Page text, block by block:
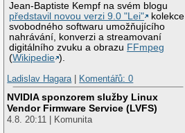
Jean-Baptiste Kempf na svém blogu
představil novou verzi 9.0 "Lei"
kolekce
svobodného softwaru umožňujícího
nahrávání, konverzi a streamovaní
digitálního zvuku a obrazu FFmpeg
(Wikipedie ).
Ladislav Hagara| Komentářů: 0
NVIDIA sponzorem služby Linux
Vendor Firmware Service (LVFS)
4.8. 20:11 | Komunita